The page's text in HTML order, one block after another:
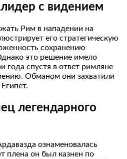
с видением
Рим в нападении на
его стратегическую
сохранению
это решение имело
года спустя в ответ римляне
Обманом они захватили
легендарного
ознаменовалась
плена он был казнен по